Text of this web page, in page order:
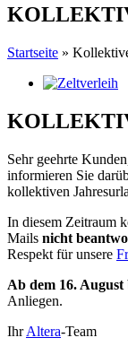
Startseite »
View
Image
Sehr geehrte
informieren Sie
kollektiven
In diesem Zeitraum
Mails nicht
Respekt für unsere
Ab dem 16. August
Anliegen.
IhrAltera-Team